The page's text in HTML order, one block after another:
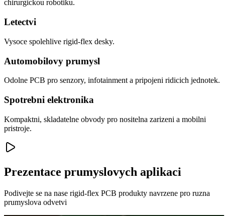
chirurgickou robotiku.
Letectvi
Vysoce spolehlive rigid-flex desky.
Automobilovy prumysl
Odolne PCB pro senzory, infotainment a pripojeni ridicich jednotek.
Spotrebni elektronika
Kompaktni, skladatelne obvody pro nositelna zarizeni a mobilni
pristroje.
Prezentace prumyslovych aplikaci
Podivejte se na nase rigid-flex PCB produkty navrzene pro ruzna
prumyslova odvetvi